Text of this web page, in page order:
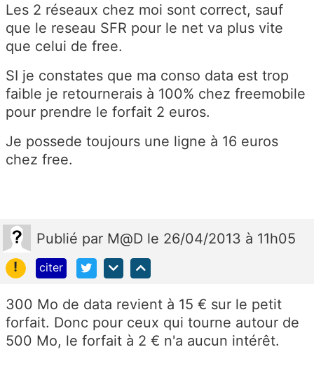
Les 2 réseaux chez moi sont correct, sauf
que le reseau SFR pour le net va plus vite
que celui de free.
SI je constates que ma conso data est trop
faible je retournerais à 100% chez freemobile
pour prendre le forfait 2 euros.
Je possede toujours une ligne à 16 euros
chez free.
Publié par M@D le 26/04/2013 à 11h05
!
citer
300 Mo de data revient à 15 € sur le petit
forfait. Donc pour ceux qui tourne autour de
500 Mo, le forfait à 2 € n'a aucun intérêt.